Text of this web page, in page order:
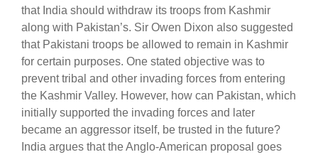
that India should withdraw its troops from Kashmir
along with Pakistan’s. Sir Owen Dixon also suggested
that Pakistani troops be allowed to remain in Kashmir
for certain purposes. One stated objective was to
prevent tribal and other invading forces from entering
the Kashmir Valley. However, how can Pakistan, which
initially supported the invading forces and later
became an aggressor itself, be trusted in the future?
India argues that the Anglo-American proposal goes